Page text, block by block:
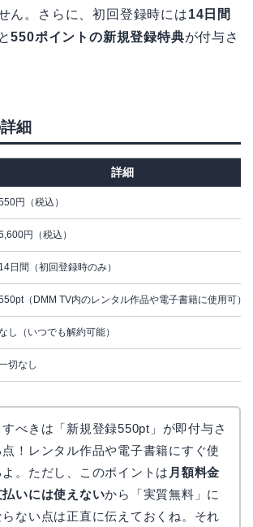
ん。さらに、初回登録時には14日間
と550ポイントの新規登録特典が付与さ
細
詳細
円（税込）
円（税込）
14日間（初回登録時のみ）
（DMM TV内のレンタル作品や電子書籍に使用可）
し（いつでも解約可能）
切なし
べきは「新規登録550pt」が即付与さ
点！レンタル作品や電子書籍にすぐ使
よ。ただし、このポイントは 月額料金
払いには使えないから「実質無料」に
らない点は正直に伝えておくね。それ